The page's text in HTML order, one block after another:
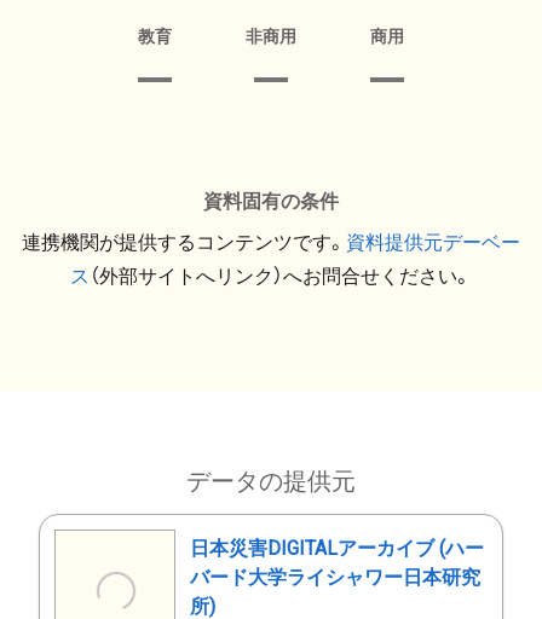
教育 非商用 商用
資料固有の条件
連携機関が提供するコンテンツです。 資料提供元デーベー
ス （外部サイトへリンク）へお問合せください。
データの提供元
日本災害DIGITALアーカイブ (ハー
バード大学ライシャワー日本研究
所)